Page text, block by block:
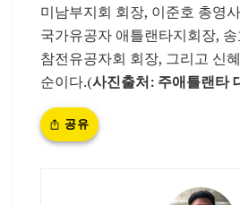
미남부지회 회장, 이준호 총영
국가유공자 애틀랜타지회장,
참전유공자회 회장, 그리고 신
순이다.(사진출처: 주애틀랜타
공유